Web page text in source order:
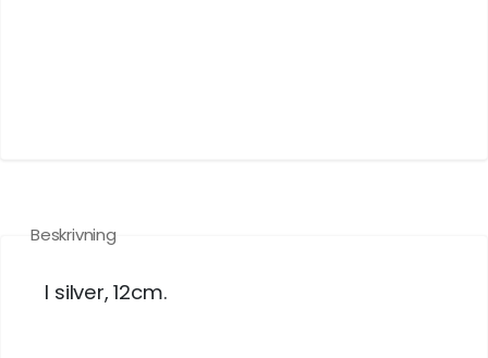
Beskrivning
I silver, 12cm.